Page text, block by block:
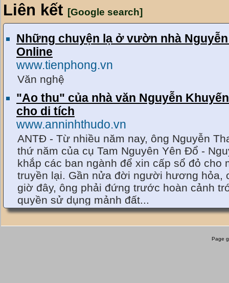
Liên kết [Google search]
Những chuyện lạ ở vườn nhà
Online
www.tienphong.vn
Văn nghệ
"Ao thu" của nhà văn Nguyễn
cho di tích
www.anninhthudo.vn
ANTĐ - Từ nhiều năm nay, ông Nguyễn
thứ năm của cụ Tam Nguyên Yên Đổ -
khắp các ban ngành để xin cấp sổ đỏ cho
truyền lại. Gần nửa đời người hương hỏa,
giờ đây, ông phải đứng trước hoàn cảnh
quyền sử dụng mảnh đất...
Page